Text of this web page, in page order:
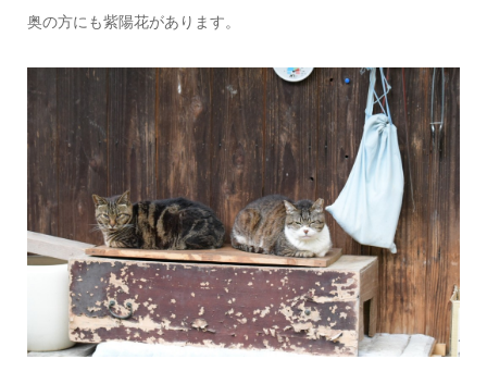
奥の方にも紫陽花があります。